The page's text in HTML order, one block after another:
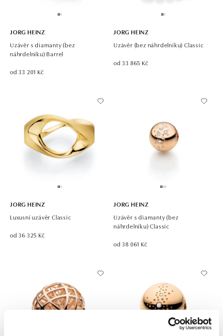
JORG HEINZ
Uzávěr s diamanty (bez
náhrdelníku) Barrel
od 33 201 Kč
JORG HEINZ
Uzávěr (bez náhrdelníku) Classic
od 33 865 Kč
JORG HEINZ
Luxusní uzávěr Classic
od 36 325 Kč
JORG HEINZ
Uzávěr s diamanty (bez
náhrdelníku) Classic
od 38 061 Kč